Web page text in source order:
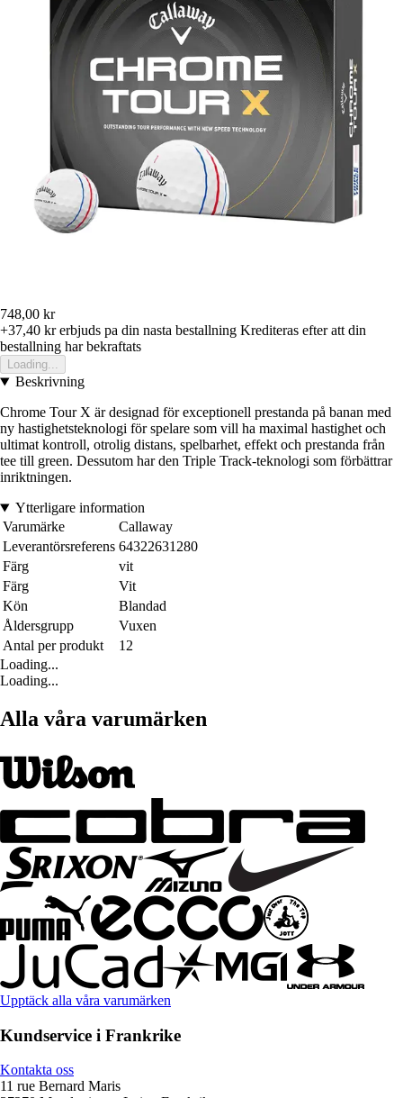
748,00 kr
+37,40 krerbjuds pa din nasta bestallning Krediteras efter att din
bestallning har bekraftats
Loading...
Beskrivning
Chrome Tour X är designad för exceptionell prestanda på banan med
ny hastighetsteknologi för spelare som vill ha maximal hastighet och
ultimat kontroll, otrolig distans, spelbarhet, effekt och prestanda från
tee till green. Dessutom har den Triple Track-teknologi som förbättrar
inriktningen.
Ytterligare information
Varumärke
Callaway
Leverantörsreferens 64322631280
Färg
vit
Färg
Vit
Kön
Blandad
Åldersgrupp
Vuxen
Antal per produkt
12
Loading...
Loading...
Alla våra varumärken
Upptäck alla våra varumärken
Kundservice i Frankrike
Kontakta oss
11 rue Bernard Maris